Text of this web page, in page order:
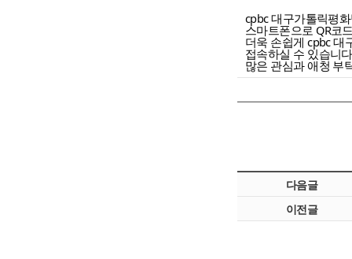
cpbc 대구가톨릭평
스마트폰으로 QR코
더욱 손쉽게 cpbc 대
접속하실 수 있습니
많은 관심과 애청 부
다음글
이전글